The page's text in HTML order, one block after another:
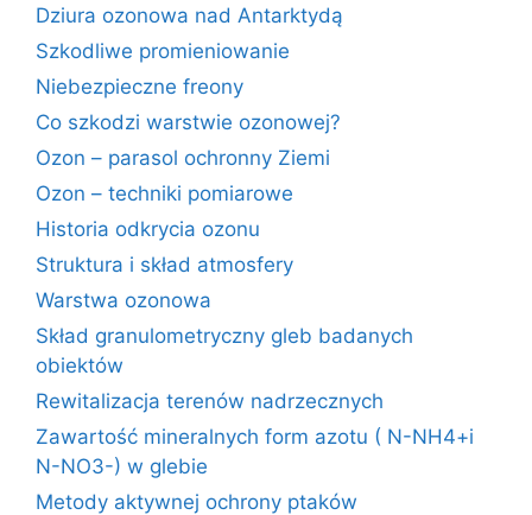
Dziura ozonowa nad Antarktydą
Szkodliwe promieniowanie
Niebezpieczne freony
Co szkodzi warstwie ozonowej?
Ozon – parasol ochronny Ziemi
Ozon – techniki pomiarowe
Historia odkrycia ozonu
Struktura i skład atmosfery
Warstwa ozonowa
Skład granulometryczny gleb badanych
obiektów
Rewitalizacja terenów nadrzecznych
Zawartość mineralnych form azotu ( N-NH4+i
N-NO3-) w glebie
Metody aktywnej ochrony ptaków